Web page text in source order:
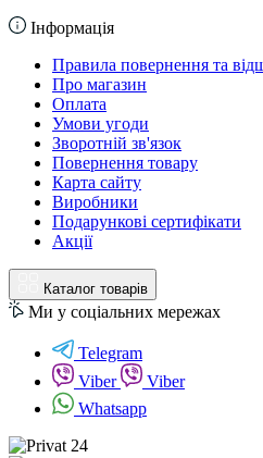
Інформація
Правила повернення та
Про магазин
Оплата
Умови угоди
Зворотній зв'язок
Повернення товару
Карта сайту
Виробники
Подарункові сертифікати
Акції
Каталог товарів
Ми у соціальних мережах
Telegram
Viber
Viber
Whatsapp